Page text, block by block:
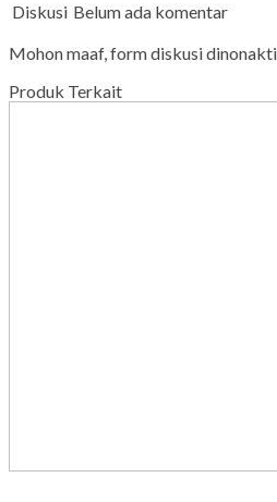
Diskusi Belum ada komentar
Mohon maaf, form diskusi
Produk Terkait